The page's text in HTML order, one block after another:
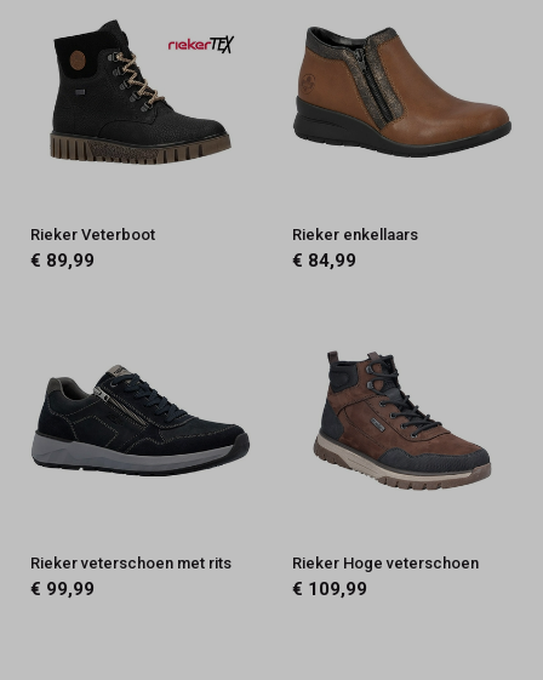
Rieker Veterboot
€ 89,99
Rieker enkellaars
€ 84,99
Rieker veterschoen met rits
€ 99,99
Rieker Hoge veterschoen
€ 109,99